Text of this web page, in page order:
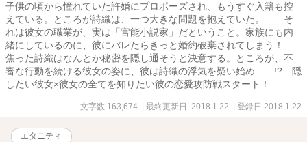
子供の頃から憧れていた許婚にプロポーズされ、もうすぐ入籍も控
えている。ところが詩織は、一つ大きな問題を抱えていた。――そ
れは彼女の職業が、実は「官能小説家」だということ。家族にも内
緒にしているのに、彼にバレたらきっと婚約破棄されてしまう！
焦った詩織はなんとか秘密を隠し通そうと決意する。ところが、不
審な行動を続ける彼女の姿に、彼は詩織の浮気を疑い始め……!? 隠
したい彼女×彼女の全てを知りたい彼の恋愛攻防戦スタート！
文字数 163,674 | 最終更新日 2018.1.22 | 登録日 2018.1.22
エタニティ